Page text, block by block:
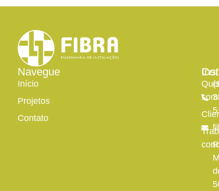
Navegue
Início
Projetos
Contato